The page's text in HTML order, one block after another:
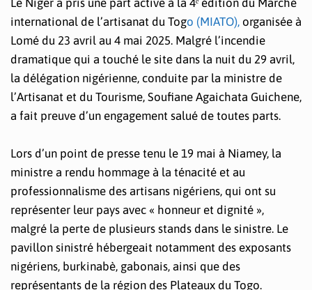
Le Niger a pris une part active à la 4ᵉ édition du Marché
international de l’artisanat du Togo (MIATO), organisée à
Lomé du 23 avril au 4 mai 2025. Malgré l’incendie
dramatique qui a touché le site dans la nuit du 29 avril,
la délégation nigérienne, conduite par la ministre de
l’Artisanat et du Tourisme, Soufiane Agaichata Guichene,
a fait preuve d’un engagement salué de toutes parts.
Lors d’un point de presse tenu le 19 mai à Niamey, la
ministre a rendu hommage à la ténacité et au
professionnalisme des artisans nigériens, qui ont su
représenter leur pays avec « honneur et dignité »,
malgré la perte de plusieurs stands dans le sinistre. Le
pavillon sinistré hébergeait notamment des exposants
nigériens, burkinabè, gabonais, ainsi que des
représentants de la région des Plateaux du Togo.